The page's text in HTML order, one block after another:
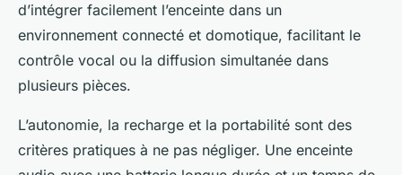
d’intégrer facilement l’enceinte dans un
environnement connecté et domotique, facilitant le
contrôle vocal ou la diffusion simultanée dans
plusieurs pièces.
L’autonomie, la recharge et la portabilité sont des
critères pratiques à ne pas négliger. Une enceinte